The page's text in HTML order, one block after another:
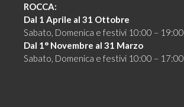
ROCCA:
Dal 1 Aprile al 31 Ottobre
Sabato, Domenica e festivi 10:00 – 19:00
Dal 1° Novembre al 31 Marzo
Sabato, Domenica e festivi 10:00 – 17:00